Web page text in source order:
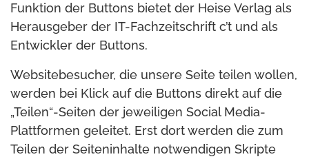
Funktion der Buttons bietet der Heise Verlag als
Herausgeber der IT-Fachzeitschrift c’t und als
Entwickler der Buttons.
Websitebesucher, die unsere Seite teilen wollen,
werden bei Klick auf die Buttons direkt auf die
„Teilen“-Seiten der jeweiligen Social Media-
Plattformen geleitet. Erst dort werden die zum
Teilen der Seiteninhalte notwendigen Skripte